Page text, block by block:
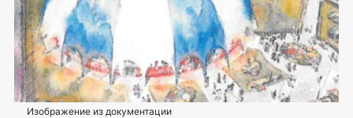
Изображение из документации